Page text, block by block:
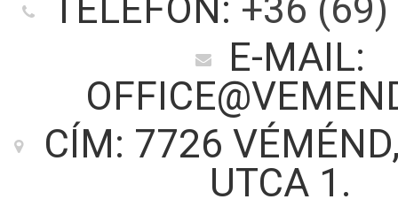
TELEFON: +36
E-MAIL:
CÍM: 7726
UTCA 1.